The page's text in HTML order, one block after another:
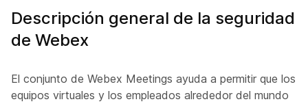
Descripción general de la seguridad
de Webex
El conjunto de Webex Meetings ayuda a permitir que los
equipos virtuales y los empleados alrededor del mundo